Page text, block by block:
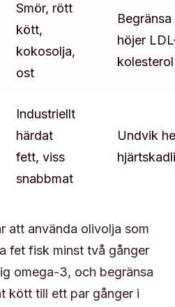
Smör, rött
kött,
kokosolja,
ost
Begränsa
höjer
kolesterol
Industriellt
härdat
fett, viss
snabbmat
Undvik
att använda olivolja som
fet fisk minst två gånger
omega-3, och begränsa
kött till ett par gånger i